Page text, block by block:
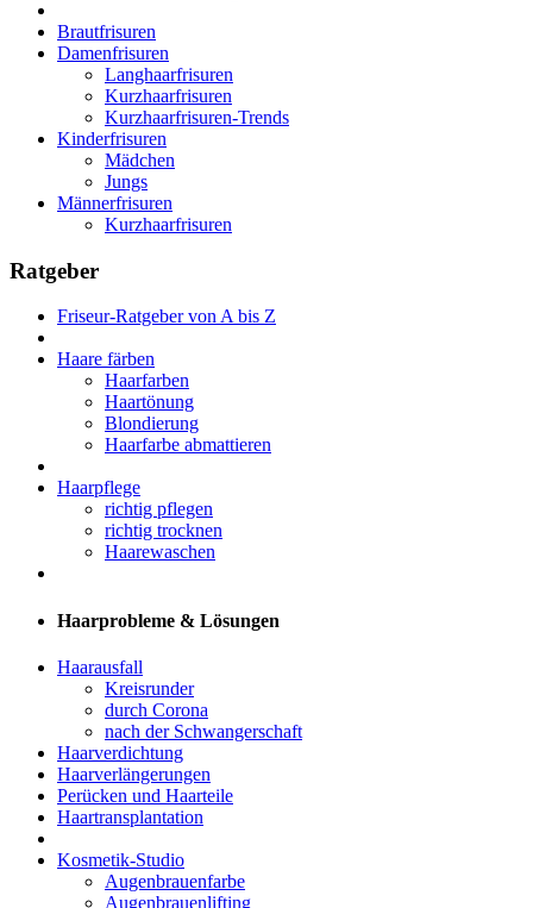
Brautfrisuren
Damenfrisuren
Langhaarfrisuren
Kurzhaarfrisuren
Kurzhaarfrisuren-Trends
Kinderfrisuren
Mädchen
Jungs
Männerfrisuren
Kurzhaarfrisuren
Ratgeber
Friseur-Ratgeber von A bis Z
Haare färben
Haarfarben
Haartönung
Blondierung
Haarfarbe abmattieren
Haarpflege
richtig pflegen
richtig trocknen
Haarewaschen
Haarprobleme & Lösungen
Haarausfall
Kreisrunder
durch Corona
nach der Schwangerschaft
Haarverdichtung
Haarverlängerungen
Perücken und Haarteile
Haartransplantation
Kosmetik-Studio
Augenbrauenfarbe
Augenbrauenlifting